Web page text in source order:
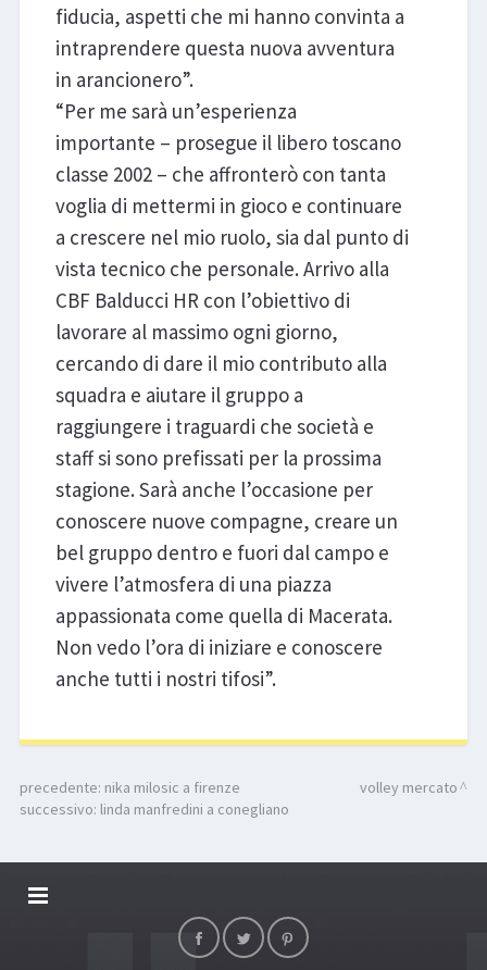
fiducia, aspetti che mi hanno convinta a
intraprendere questa nuova avventura
in arancionero”.
“Per me sarà un’esperienza
importante – prosegue il libero toscano
classe 2002 – che affronterò con tanta
voglia di mettermi in gioco e continuare
a crescere nel mio ruolo, sia dal punto di
vista tecnico che personale. Arrivo alla
CBF Balducci HR con l’obiettivo di
lavorare al massimo ogni giorno,
cercando di dare il mio contributo alla
squadra e aiutare il gruppo a
raggiungere i traguardi che società e
staff si sono prefissati per la prossima
stagione. Sarà anche l’occasione per
conoscere nuove compagne, creare un
bel gruppo dentro e fuori dal campo e
vivere l’atmosfera di una piazza
appassionata come quella di Macerata.
Non vedo l’ora di iniziare e conoscere
anche tutti i nostri tifosi”.
precedente: nika milosic a firenze
successivo: linda manfredini a conegliano
volley mercato
DALLARIVOLLEY SOSTIENE